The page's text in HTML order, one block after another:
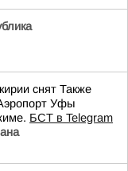
снят Также
Уфы
БСТ в Telegram